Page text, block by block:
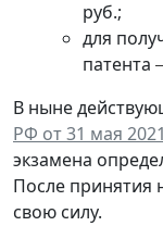
руб.;
для
патента –
В ныне
РФ от 31 мая
экзамена
После принятия
свою силу.